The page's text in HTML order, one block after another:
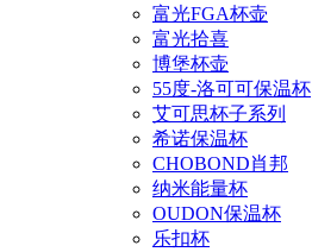
富光FGA杯壶
富光拾喜
博堡杯壶
55度-洛可可保温杯
艾可思杯子系列
希诺保温杯
CHOBOND肖邦
纳米能量杯
OUDON保温杯
乐扣杯